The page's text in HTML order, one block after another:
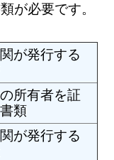
が必要です。
が発行する
所有者を証
類
が発行する